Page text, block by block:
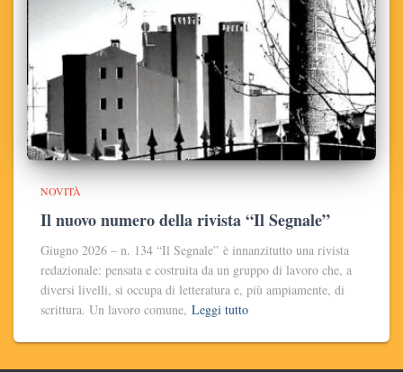
NOVITÀ
Il nuovo numero della rivista “Il Segnale”
Giugno 2026 – n. 134 “Il Segnale” è innanzitutto una rivista
redazionale: pensata e costruita da un gruppo di lavoro che, a
diversi livelli, si occupa di letteratura e, più ampiamente, di
scrittura. Un lavoro comune, Leggi tutto